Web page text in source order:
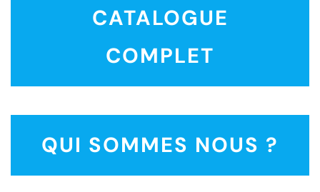
CATALOGUE
COMPLET
QUI SOMMES NOUS ?